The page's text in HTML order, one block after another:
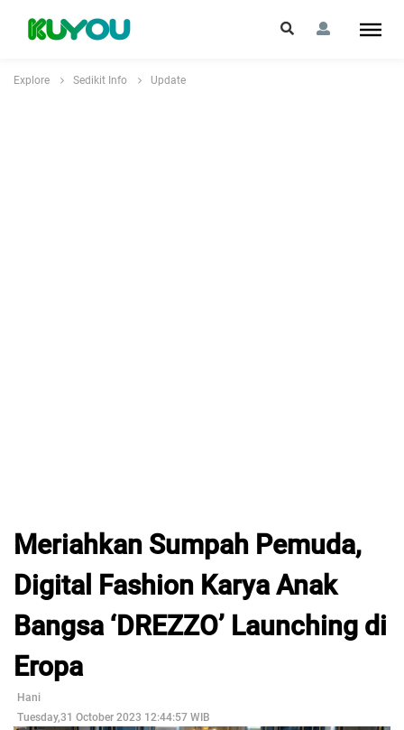
Explore Sedikit Info Update
Meriahkan Sumpah Pemuda,
Digital Fashion Karya Anak
Bangsa ‘DREZZO’ Launching di
Eropa
Hani
Tuesday,31 October 2023 12:44:57 WIB